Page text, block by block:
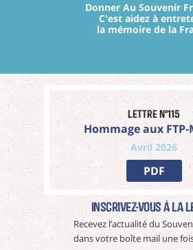
Donner Au Souvenir
C'est aidez à
la mémoire de la
Lettre n°115
Hommage aux FTP-
Avril 2026
PDF
Inscrivez-vous à La
Recevez l’actualité du
dans votre boîte mail une